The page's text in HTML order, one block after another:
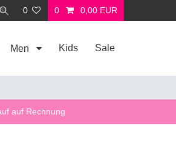
0 0 0,00 EUR
Men Kids Sale
auf Rechnung